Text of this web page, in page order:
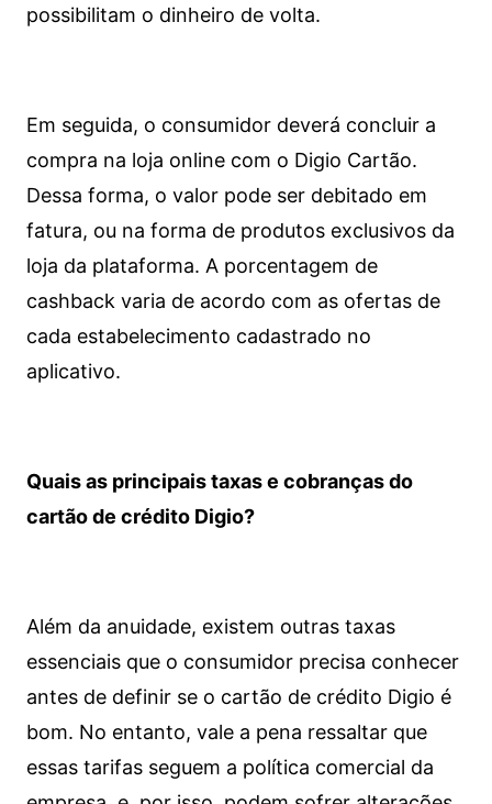
possibilitam o dinheiro de volta.
Em seguida, o consumidor deverá concluir a
compra na loja online com o Digio Cartão.
Dessa forma, o valor pode ser debitado em
fatura, ou na forma de produtos exclusivos da
loja da plataforma. A porcentagem de
cashback varia de acordo com as ofertas de
cada estabelecimento cadastrado no
aplicativo.
Quais as principais taxas e cobranças do
cartão de crédito Digio?
Além da anuidade, existem outras taxas
essenciais que o consumidor precisa conhecer
antes de definir se o cartão de crédito Digio é
bom. No entanto, vale a pena ressaltar que
essas tarifas seguem a política comercial da